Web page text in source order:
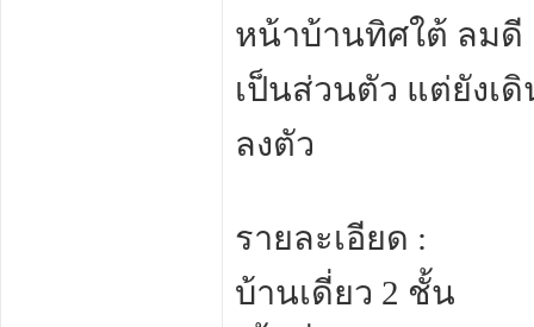
หน้าบ้านทิศใต้ ลมดี
เป็นส่วนตัว แต่ยังเ
ลงตัว
รายละเอียด :
บ้านเดี่ยว 2 ชั้น